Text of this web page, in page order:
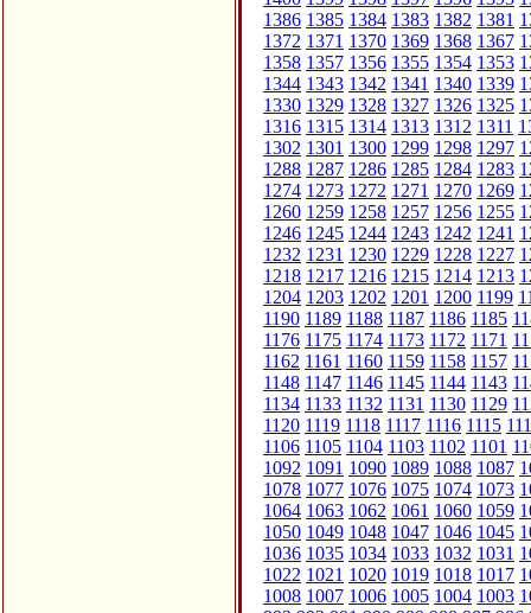
1386 1385 1384 1383 1382 1381
1372 1371 1370 1369 1368 1367
1358 1357 1356 1355 1354 1353
1344 1343 1342 1341 1340 1339
1330 1329 1328 1327 1326 1325
1316 1315 1314 1313 1312 1311
1302 1301 1300 1299 1298 1297
1288 1287 1286 1285 1284 1283
1274 1273 1272 1271 1270 1269
1260 1259 1258 1257 1256 1255
1246 1245 1244 1243 1242 1241
1232 1231 1230 1229 1228 1227
1218 1217 1216 1215 1214 1213
1204 1203 1202 1201 1200 1199
1190 1189 1188 1187 1186 1185
1176 1175 1174 1173 1172 1171
1162 1161 1160 1159 1158 1157
1148 1147 1146 1145 1144 1143
1134 1133 1132 1131 1130 1129
1120 1119 1118 1117 1116 1115
1106 1105 1104 1103 1102 1101
1092 1091 1090 1089 1088 1087
1078 1077 1076 1075 1074 1073
1064 1063 1062 1061 1060 1059
1050 1049 1048 1047 1046 1045
1036 1035 1034 1033 1032 1031
1022 1021 1020 1019 1018 1017
1008 1007 1006 1005 1004 1003